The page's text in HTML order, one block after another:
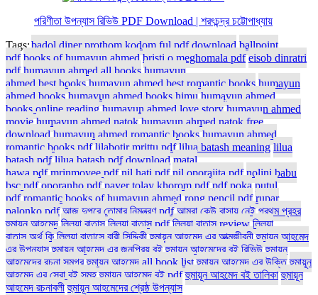
পরিণীতা উপন্যাস রিভিউ PDF Download | শরৎচন্দ্র চট্টোপাধ্যায়
Tags:badol diner prothom kodom ful pdf download ballpoint
pdf books of humayun ahmed bristi o meghomala pdf eisob dinratri
pdf humayun ahmed all books humayun
ahmed best books humayun ahmed best romantic books humayun
ahmed books humayun ahmed books himu humayun ahmed
books online reading humayun ahmed love story humayun ahmed
movie humayun ahmed natok humayun ahmed natok free
download humayun ahmed romantic books humayun ahmed
romantic books pdf lilabotir mrittu pdf lilua batash meaning lilua
batash pdf lilua batash pdf download matal
hawa pdf mrinmoyee pdf nil hati pdf nil oporajita pdf nolini babu
bsc pdf oporanho pdf payer tolay khorom pdf pdf poka putul
pdf romantic books of humayun ahmed rong pencil pdf rupar
palonko pdf আজ দুপুরে তোমার নিমন্ত্রণ pdf আমরা কেউ বাসায় নেই প্রথম প্রহর
হুমায়ূন আহমেদ লিলুয়া বাতাস লিলুয়া বাতাস pdf লিলুয়া বাতাস review লিলুয়া
বাতাস অর্থ কি লিলুয়া বাতাসে বারী সিদ্দিকী হুমায়ুন আহমেদ এর আত্মজীবনী হুমায়ুন আহমেদ
এর উপন্যাস হুমায়ুন আহমেদ এর জনপ্রিয় বই হুমায়ুন আহমেদের বই রিভিউ হুমায়ুন
আহমেদের রচনা সমগ্র হুমায়ূন আহমেদ all book list হুমায়ূন আহমেদ এর উক্তি হুমায়ূন
আহমেদ এর সেরা বই সমূহ হুমায়ূন আহমেদ বই pdf হুমায়ূন আহমেদ বই তালিকা হুমায়ূন
আহমেদ রচনাবলী হুমায়ূন আহমেদের শ্রেষ্ঠ উপন্যাস